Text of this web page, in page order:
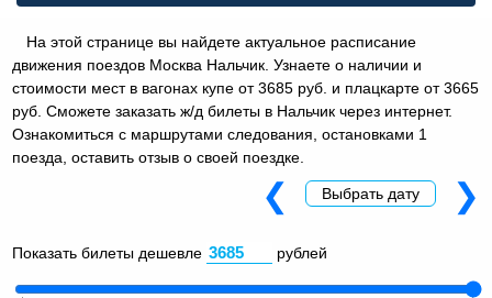
На этой странице вы найдете актуальное расписание
движения поездов Москва Нальчик. Узнаете о наличии и
стоимости мест в вагонах купе от 3685 руб. и плацкарте от 3665
руб. Сможете заказать ж/д билеты в Нальчик через интернет.
Ознакомиться с маршрутами следования, остановками 1
поезда, оставить отзыв о своей поездке.
Показать билеты дешевле рублей
❮ Выбрать дату ❯